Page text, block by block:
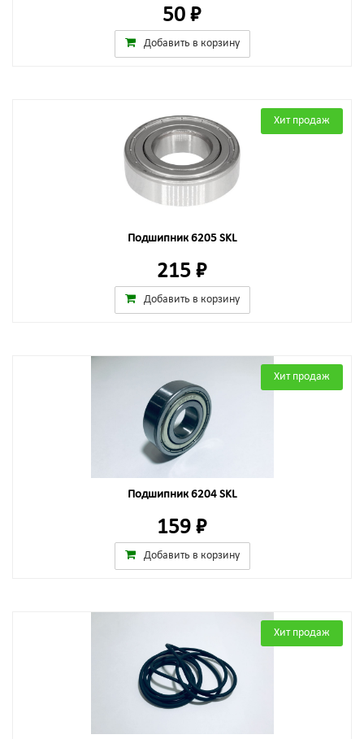
50 ₽
Добавить в корзину
Хит продаж
Подшипник 6205 SKL
215 ₽
Добавить в корзину
Хит продаж
Подшипник 6204 SKL
159 ₽
Добавить в корзину
Хит продаж